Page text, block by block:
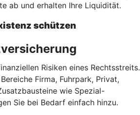
ab und erhalten Ihre Liquidität.
schützen
Risiken eines Rechtsstreits.
Firma, Fuhrpark, Privat,
wie Spezial-
Sie bei Bedarf einfach hinzu.